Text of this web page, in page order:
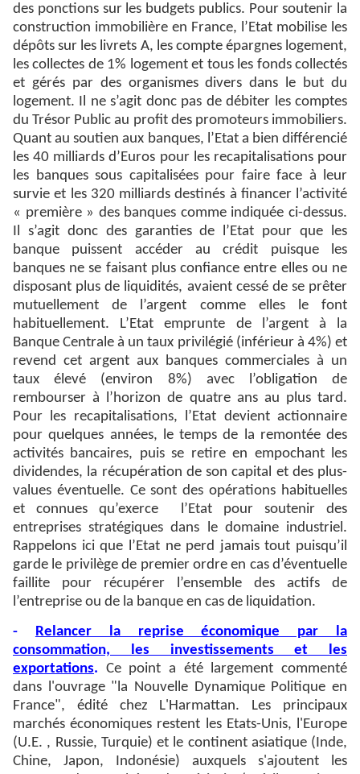
des ponctions sur les budgets publics. Pour soutenir la
construction immobilière en France, l’Etat mobilise les
dépôts sur les livrets A, les compte épargnes logement,
les collectes de 1% logement et tous les fonds collectés
et gérés par des organismes divers dans le but du
logement. Il ne s’agit donc pas de débiter les comptes
du Trésor Public au profit des promoteurs immobiliers.
Quant au soutien aux banques, l’Etat a bien différencié
les 40 milliards d’Euros pour les recapitalisations pour
les banques sous capitalisées pour faire face à leur
survie et les 320 milliards destinés à financer l’activité
« première » des banques comme indiquée ci-dessus.
Il s’agit donc des garanties de l’Etat pour que les
banque puissent accéder au crédit puisque les
banques ne se faisant plus confiance entre elles ou ne
disposant plus de liquidités, avaient cessé de se prêter
mutuellement de l’argent comme elles le font
habituellement. L’Etat emprunte de l’argent à la
Banque Centrale à un taux privilégié (inférieur à 4%) et
revend cet argent aux banques commerciales à un
taux élevé (environ 8%) avec l’obligation de
rembourser à l’horizon de quatre ans au plus tard.
Pour les recapitalisations, l’Etat devient actionnaire
pour quelques années, le temps de la remontée des
activités bancaires, puis se retire en empochant les
dividendes, la récupération de son capital et des plus-
values éventuelle. Ce sont des opérations habituelles
et connues qu’exerce
l’Etat pour soutenir des
entreprises stratégiques dans le domaine industriel.
Rappelons ici que l’Etat ne perd jamais tout puisqu’il
garde le privilège de premier ordre en cas d’éventuelle
faillite pour récupérer l’ensemble des actifs de
l’entreprise ou de la banque en cas de liquidation.
-
Relancer la reprise économique par la
consommation, les investissements et les
exportations. Ce point a été largement commenté
dans l'ouvrage "la Nouvelle Dynamique Politique en
France", édité chez L'Harmattan. Les principaux
marchés économiques restent les Etats-Unis, l'Europe
(U.E. , Russie, Turquie) et le continent asiatique (Inde,
Chine, Japon, Indonésie) auxquels s'ajoutent les